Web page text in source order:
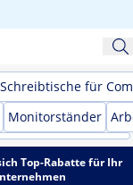
für
Monitorständer
Top-Rabatte für Ihr